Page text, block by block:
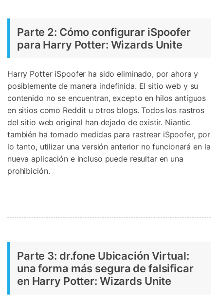
Parte 2: Cómo configurar iSpoofer
para Harry Potter: Wizards Unite
Harry Potter iSpoofer ha sido eliminado, por ahora y
posiblemente de manera indefinida. El sitio web y su
contenido no se encuentran, excepto en hilos antiguos
en sitios como Reddit u otros blogs. Todos los rastros
del sitio web original han dejado de existir. Niantic
también ha tomado medidas para rastrear iSpoofer, por
lo tanto, utilizar una versión anterior no funcionará en la
nueva aplicación e incluso puede resultar en una
prohibición.
Parte 3: dr.fone Ubicación Virtual:
una forma más segura de falsificar
en Harry Potter: Wizards Unite